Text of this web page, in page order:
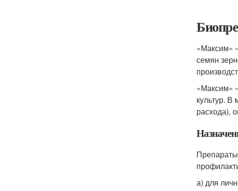
«Максим»
семян
«Максим»
культур.
расхода),
а) для